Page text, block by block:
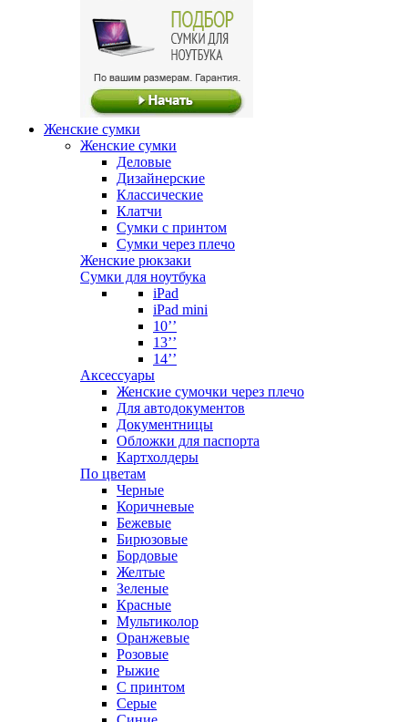
Женские сумки
Женские сумки
Деловые
Дизайнерские
Классические
Клатчи
Сумки с принтом
Сумки через плечо
Женские рюкзаки
Сумки для ноутбука
iPad
iPad mini
10’’
13’’
14’’
Аксессуары
Женские сумочки через плечо
Для автодокументов
Документницы
Обложки для паспорта
Картхолдеры
По цветам
Черные
Коричневые
Бежевые
Бирюзовые
Бордовые
Желтые
Зеленые
Красные
Мультиколор
Оранжевые
Розовые
Рыжие
С принтом
Серые